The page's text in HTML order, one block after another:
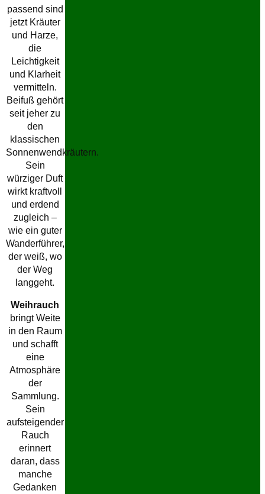
passend sind
jetzt Kräuter
und Harze,
die
Leichtigkeit
und Klarheit
vermitteln.
Beifuß gehört
seit jeher zu
den
klassischen
Sonnenwendkräutern.
Sein
würziger Duft
wirkt kraftvoll
und erdend
zugleich –
wie ein guter
Wanderführer,
der weiß, wo
der Weg
langgeht.
Weihrauch
bringt Weite
in den Raum
und schafft
eine
Atmosphäre
der
Sammlung.
Sein
aufsteigender
Rauch
erinnert
daran, dass
manche
Gedanken